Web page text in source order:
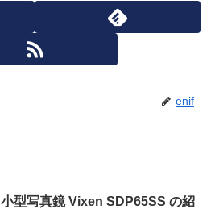
enif
小型写真鏡 Vixen SDP65SS の紹